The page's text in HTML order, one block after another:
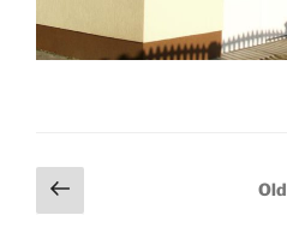
Bejegyzések
lapozása
Előző
oldal